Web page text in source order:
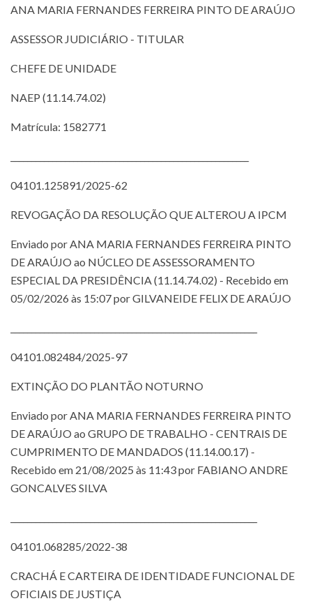
ANA MARIA FERNANDES FERREIRA PINTO DE ARAÚJO
ASSESSOR JUDICIÁRIO - TITULAR
CHEFE DE UNIDADE
NAEP (11.14.74.02)
Matrícula: 1582771
04101.125891/2025-62
REVOGAÇÃO DA RESOLUÇÃO QUE ALTEROU A IPCM
Enviado por ANA MARIA FERNANDES FERREIRA PINTO
DE ARAÚJO ao NÚCLEO DE ASSESSORAMENTO
ESPECIAL DA PRESIDÊNCIA (11.14.74.02) - Recebido em
05/02/2026 às 15:07 por GILVANEIDE FELIX DE ARAÚJO
04101.082484/2025-97
EXTINÇÃO DO PLANTÃO NOTURNO
Enviado por ANA MARIA FERNANDES FERREIRA PINTO
DE ARAÚJO ao GRUPO DE TRABALHO - CENTRAIS DE
CUMPRIMENTO DE MANDADOS (11.14.00.17) -
Recebido em 21/08/2025 às 11:43 por FABIANO ANDRE
GONCALVES SILVA
04101.068285/2022-38
CRACHÁ E CARTEIRA DE IDENTIDADE FUNCIONAL DE
OFICIAIS DE JUSTIÇA